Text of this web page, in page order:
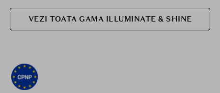
VEZI TOATA GAMA ILLUMINATE & SHINE